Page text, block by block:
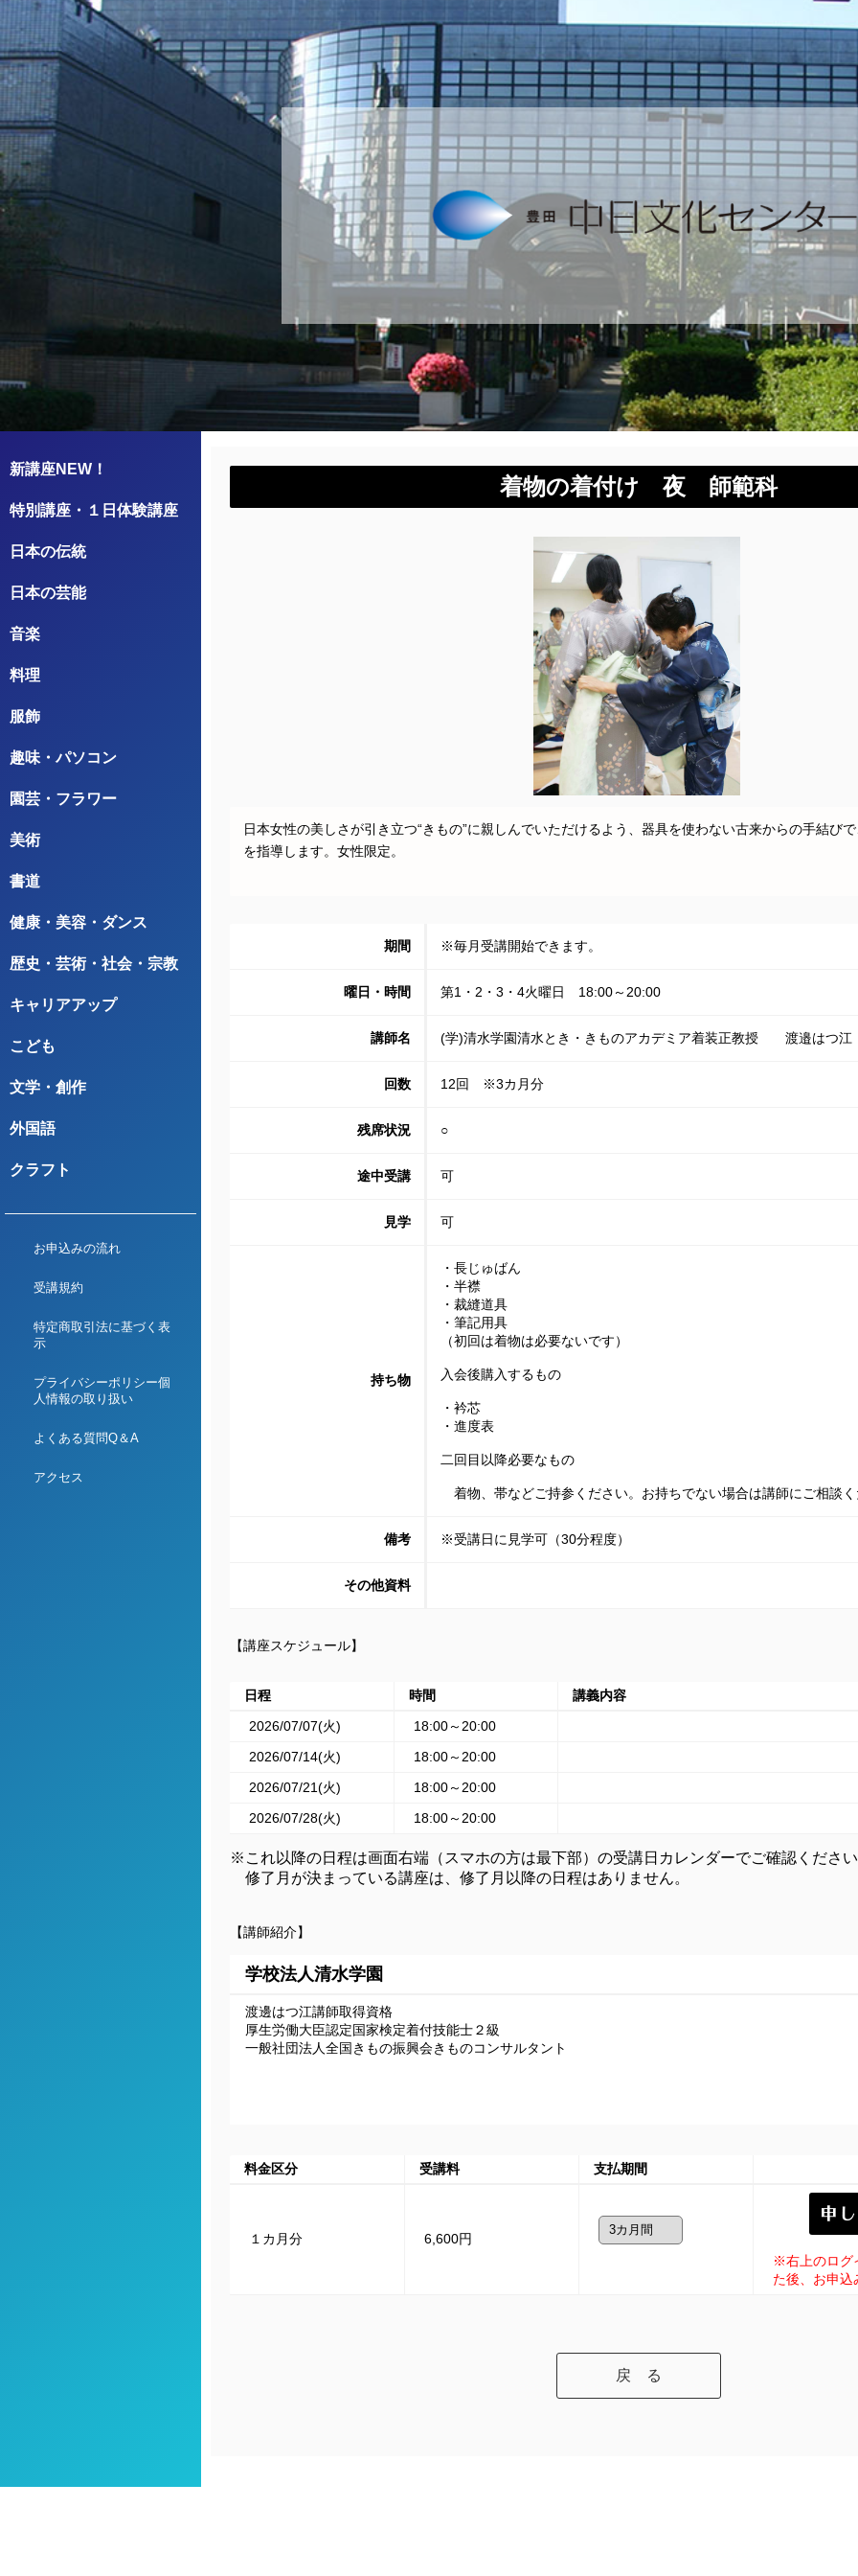
新講座NEW！
特別講座・１日体験講座
日本の伝統
日本の芸能
音楽
料理
服飾
趣味・パソコン
園芸・フラワー
美術
書道
健康・美容・ダンス
歴史・芸術・社会・宗教
キャリアアップ
こども
文学・創作
外国語
クラフト
お申込みの流れ
受講規約
特定商取引法に基づく表
示
プライバシーポリシー個
人情報の取り扱い
よくある質問Q＆A
アクセス
着物の着付け 夜 師範科
日本女性の美しさが引き立つ“きもの”に親しんでいただけるよう、器具を使わない古来からの手結び
を指導します。女性限定。
期間 ※毎月受講開始できます。
曜日・時間 第1・2・3・4火曜日 18:00～20:00
講師名 (学)清水学園清水とき・きものアカデミア着装正教授 渡邉
回数 12回 ※3カ月分
残席状況 ○
途中受講 可
見学 可
持ち物
・長じゅばん
・半襟
・裁縫道具
・筆記用具
（初回は着物は必要ないです）
入会後購入するもの
・衿芯
・進度表
二回目以降必要なもの
着物、帯などご持参ください。お持ちでない場合は講師にご相談
備考 ※受講日に見学可（30分程度）
その他資料
【講座スケジュール】
日程 時間
講義内容
2026/07/07(火)
18:00～20:00
2026/07/14(火)
18:00～20:00
2026/07/21(火)
18:00～20:00
2026/07/28(火)
18:00～20:00
※これ以降の日程は画面右端（スマホの方は最下部）の受講日カレンダーでご確認くださ
修了月が決まっている講座は、修了月以降の日程はありません。
【講師紹介】
学校法人清水学園
渡邊はつ江講師取得資格
厚生労働大臣認定国家検定着付技能士２級
一般社団法人全国きもの振興会きものコンサルタント
料金区分 受講料 支払期間
１カ月分
6,600円
※右上のログ
た後、お申込
戻 る